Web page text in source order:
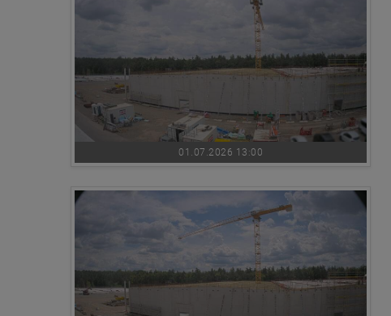
01.07.2026 13:00